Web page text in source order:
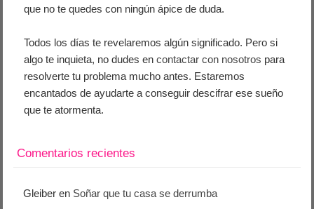
que no te quedes con ningún ápice de duda.
Todos los días te revelaremos algún significado. Pero si
algo te inquieta, no dudes encontactar con nosotros para
resolverte tu problema mucho antes. Estaremos
encantados de ayudarte a conseguir descifrar ese sueño
que te atormenta.
Comentarios recientes
Gleiber en Soñar que tu casa se derrumba